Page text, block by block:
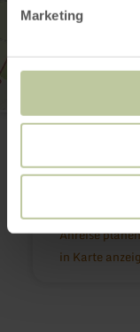
Marketing
Eifelguck
Webseite
Anreise planen
in Karte